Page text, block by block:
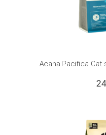
Acana Pacifica Cat